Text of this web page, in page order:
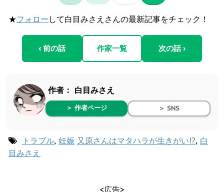
★フォロー して白目みさえさんの最新記事をチェック！
‹ 前の話 作家一覧 次の話 ›
作者： 白目みさえ
＞ 作者ページ ＞ SNS
トラブル, 妊娠 又原さんはマタハラが生きがい!?, 白
目みさえ
<広告>